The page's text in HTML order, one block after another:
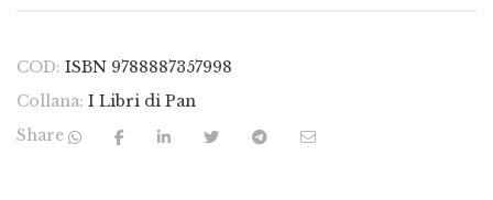
COD: ISBN 9788887357998
Collana: I Libri di Pan
Share